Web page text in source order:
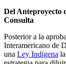
Del Anteproyecto
Consulta
Posterior a la
Interamericano de
una Ley Indigena